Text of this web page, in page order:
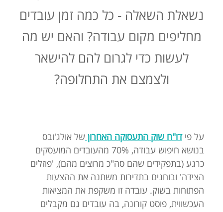
נשאלת השאלה - כל כמה זמן עובדים
מחליפים מקום עבודה? והאם יש מה
לעשות כדי לגרום להם להישאר
ולצמצם את התחלופה?
על פידו"ח שוק התעסוקה האחרון של אולג'ובס
בנושא חיפוש עבודה, 70% מהעובדים המועסקים
כרגע (בתפקידים שהם סה"כ מרוצים מהם), 'פוזלים
הצידה' ובוחנים בתדירות משתנה את ההצעות
הפתוחות בשוק. עובדה זו משקפת את המציאות
העכשווית, פוסט קורונה, בה עובדים גם מקבלים